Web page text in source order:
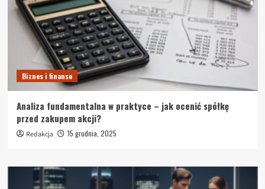
Biznes i finanse
Analiza fundamentalna w praktyce – jak ocenić spółkę
przed zakupem akcji?
Redakcja 15 grudnia, 2025